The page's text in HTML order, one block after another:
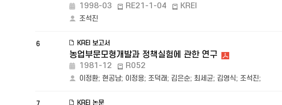
1998-03 RE21-1-04 KREI
조석진
6 KREI 보고서
농업부문모형개발과 정책실험에 관한 연구
1981-12 R052
이정환; 현공남; 이정용; 조덕래; 김은순; 최세균; 김영식; 조석진;
KREI 논문